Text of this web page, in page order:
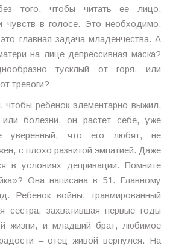
того, чтобы читать ее лицо,
чувств в голосе. Это необходимо,
главная задача младенчества. А
на лице депрессивная маска?
тусклый от горя, или
тревоги?
чтобы ребенок элементарно выжил,
болезни, он растет себе, уже
уверенный, что его любят, не
с плохо развитой эмпатией. Даже
в условиях депривации. Помните
Она написана в 51. Главному
Ребенок войны, травмированный
сестра, захватившая первые годы
жизни, и младший брат, любимое
– отец живой вернулся. На